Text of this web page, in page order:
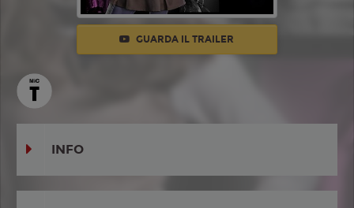
GUARDA IL TRAILER
INFO